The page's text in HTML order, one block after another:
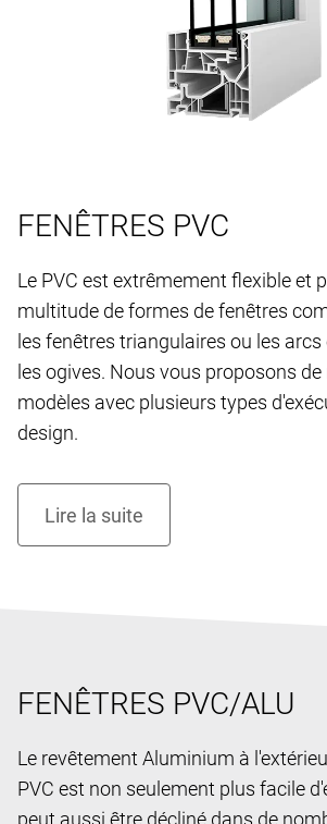
FENÊTRES PVC
Le PVC est extrêmement flexible et
multitude de formes de fenêtres
les fenêtres triangulaires ou les
les ogives. Nous vous proposons
modèles avec plusieurs types
design.
FENÊTRES PVC/ALU
Le revêtement Aluminium à
PVC est non seulement plus facile
peut aussi être décliné dans de